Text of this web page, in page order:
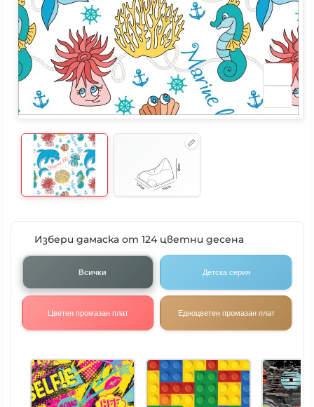
Избери дамаска от 124 цветни десена
Всички Детска серия
Цветен промазан плат Едноцветен промазан плат